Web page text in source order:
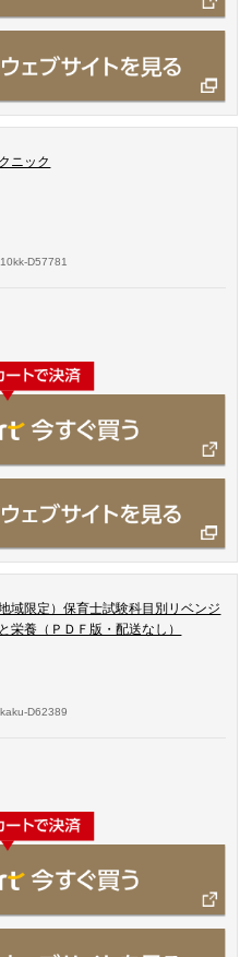
ニック
D57781
域限定）保育士試験科目別リベンジ
栄養（ＰＤＦ版・配送なし）
D62389